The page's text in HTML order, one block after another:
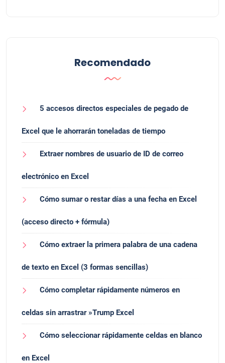
Recomendado
5 accesos directos especiales de pegado de
Excel que le ahorrarán toneladas de tiempo
Extraer nombres de usuario de ID de correo
electrónico en Excel
Cómo sumar o restar días a una fecha en Excel
(acceso directo + fórmula)
Cómo extraer la primera palabra de una cadena
de texto en Excel (3 formas sencillas)
Cómo completar rápidamente números en
celdas sin arrastrar »Trump Excel
Cómo seleccionar rápidamente celdas en blanco
en Excel